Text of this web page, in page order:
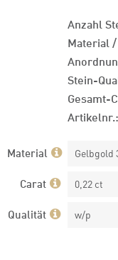
Anzahl
Material
Stein-
Gesamt-
Artikelnr.:
Material Gelbgold
Carat 0,22 ct
Qualität w/p